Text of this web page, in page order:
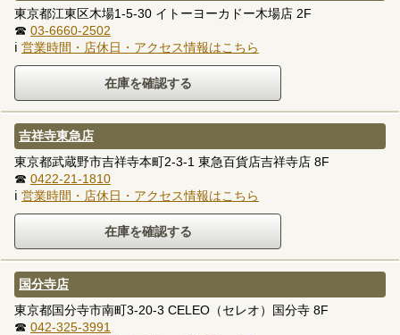
東京都江東区木場1-5-30 イトーヨーカドー木場店 2F
☎ 03-6660-2502
ℹ 営業時間・店休日・アクセス情報はこちら
吉祥寺東急店
東京都武蔵野市吉祥寺本町2-3-1 東急百貨店吉祥寺店 8F
☎ 0422-21-1810
ℹ 営業時間・店休日・アクセス情報はこちら
国分寺店
東京都国分寺市南町3-20-3 CELEO（セレオ）国分寺 8F
☎ 042-325-3991